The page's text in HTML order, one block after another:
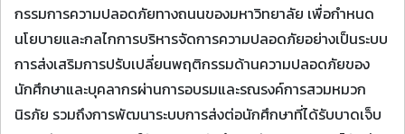
กรรมการความปลอดภัยทางถนนของมหาวิทยาลัย เพื่อกำหนด
นโยบายและกลไกการบริหารจัดการความปลอดภัยอย่างเป็นระบบ
การส่งเสริมการปรับเปลี่ยนพฤติกรรมด้านความปลอดภัยของ
นักศึกษาและบุคลากรผ่านการอบรมและรณรงค์การสวมหมวก
นิรภัย รวมถึงการพัฒนาระบบการส่งต่อนักศึกษาที่ได้รับบาดเจ็บ